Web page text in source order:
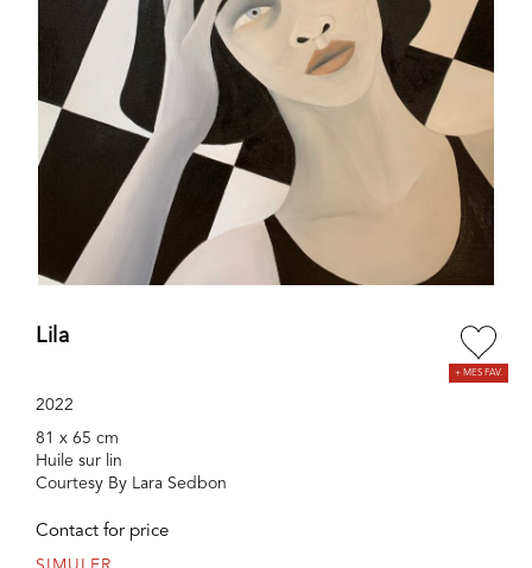
Lila
2022
81 x 65 cm
Huile sur lin
Courtesy By Lara Sedbon
Contact for price